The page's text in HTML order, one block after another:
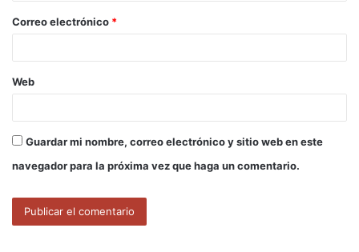
*
Correo electrónico *
Web
Guardar mi nombre, correo electrónico y sitio web en este
navegador para la próxima vez que haga un comentario.